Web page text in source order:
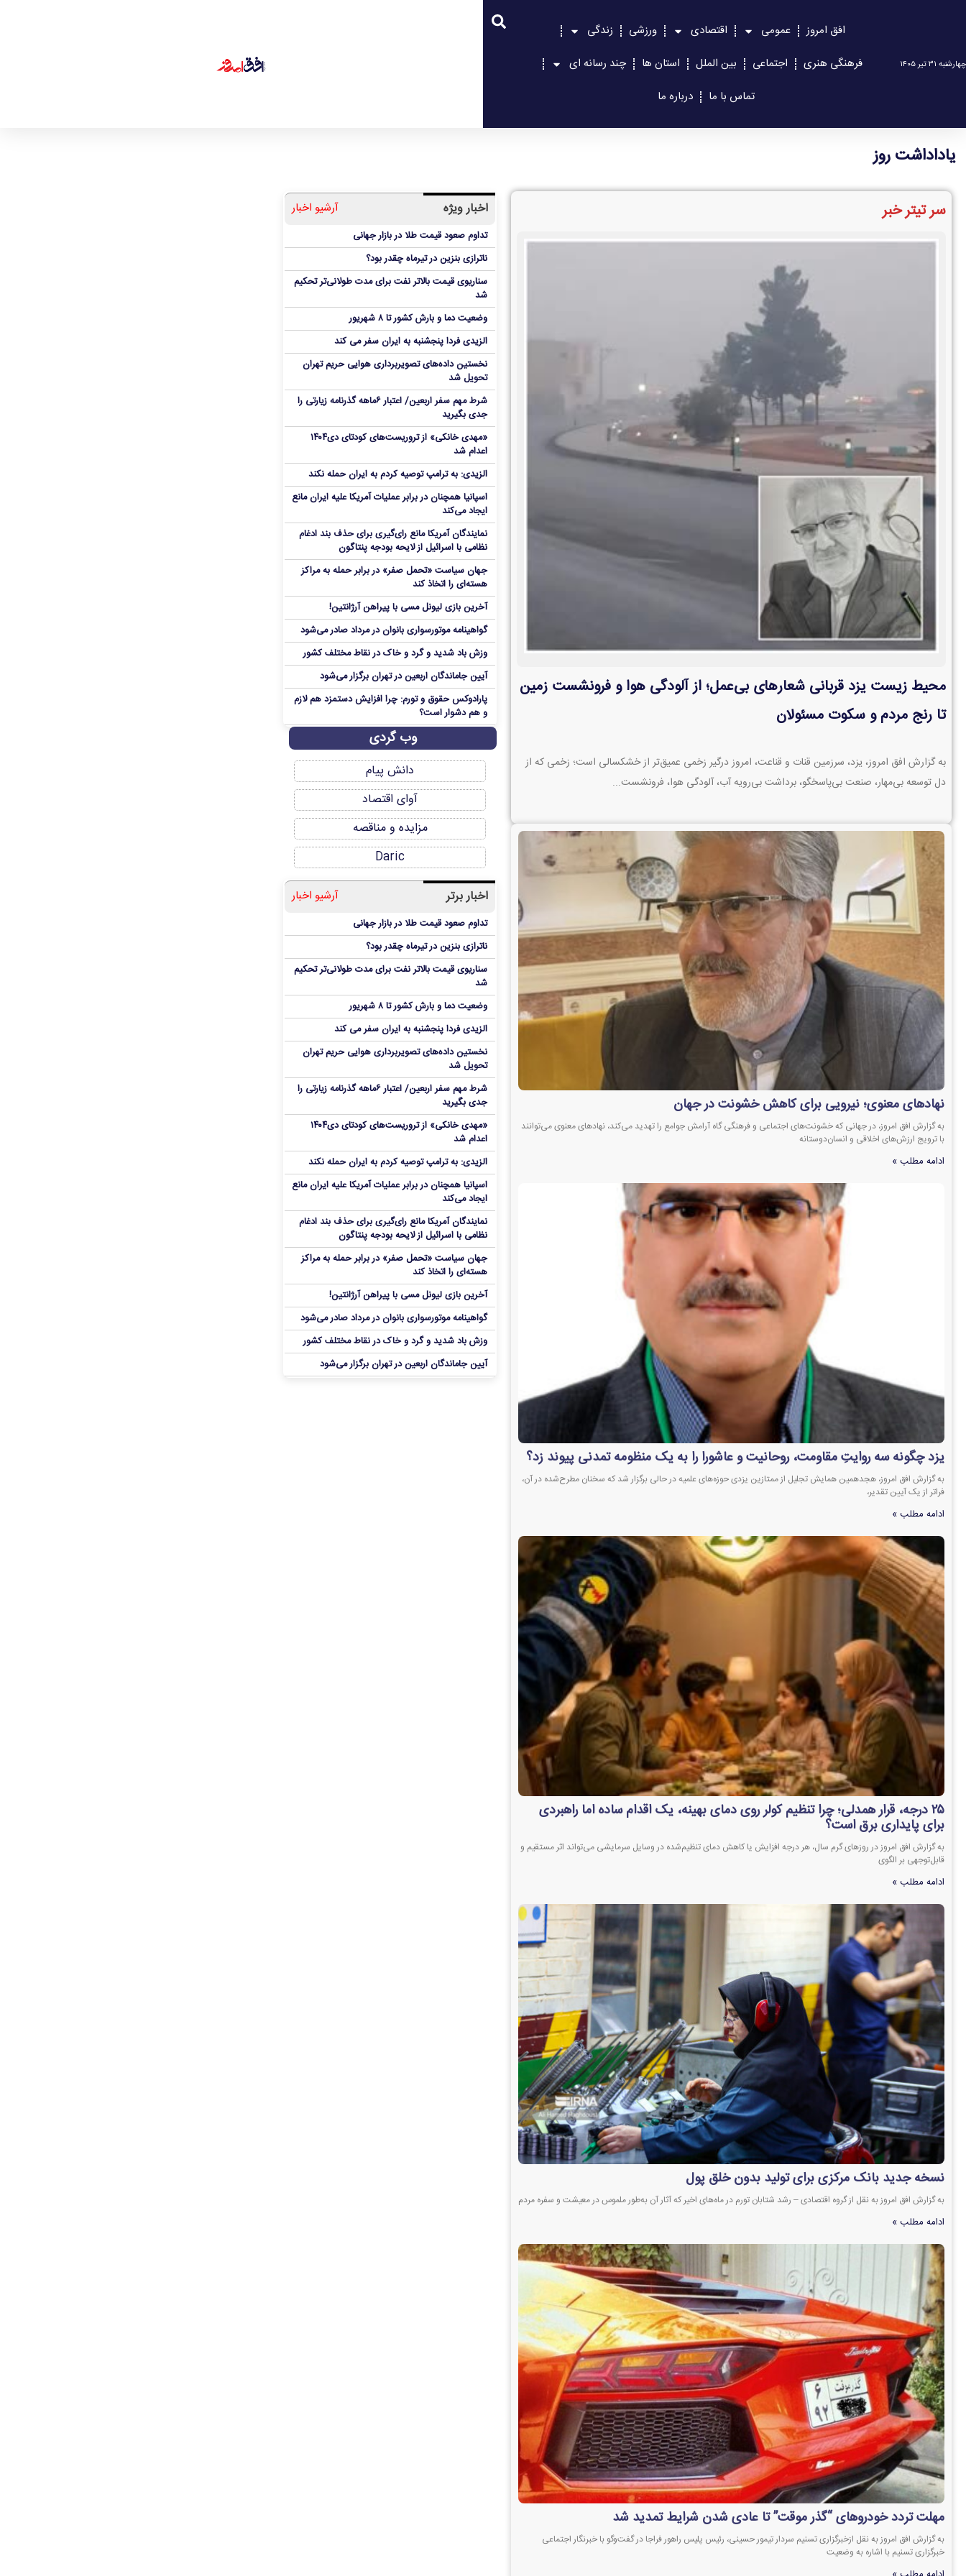
چهارشنبه ۳۱ تیر ۱۴۰۵
افق امروز عمومی اقتصادی ورزشی
زندگی
فرهنگی هنری
اجتماعی بین الملل استان ها
چند رسانه ای
تماس با ما
درباره ما
یاداداشت روز
سر تیتر خبر
محیط زیست یزد قربانی شعارهای بی‌عمل؛ از آلودگی هوا و فرونشست زمین
تا رنج مردم و سکوت مسئولان
به گزارش افق امروز، یزد، سرزمین قنات و قناعت، امروز درگیر زخمی عمیق‌تر از خشکسالی است؛ زخمی که از
دل توسعه بی‌مهار، صنعت بی‌پاسخگو، برداشت بی‌رویه آب، آلودگی هوا، فرونشست...
نهادهای معنوی؛ نیرویی برای کاهش خشونت در جهان
به گزارش افق امروز، در جهانی که خشونت‌های اجتماعی و فرهنگی گاه آرامش جوامع را تهدید می‌کند، نهادهای معنوی می‌توانند
با ترویج ارزش‌های اخلاقی و انسان‌دوستانه
ادامه مطلب »
یزد چگونه سه روایتِ مقاومت، روحانیت و عاشورا را به یک منظومه تمدنی پیوند زد؟
به گزارش افق امروز، هجدهمین همایش تجلیل از ممتازین یزدی حوزه‌های علمیه در حالی برگزار شد که سخنان مطرح‌شده در آن،
فراتر از یک آیین تقدیر،
ادامه مطلب »
۲۵ درجه، قرار همدلی؛ چرا تنظیم کولر روی دمای بهینه، یک اقدام ساده اما راهبردی
برای پایداری برق است؟
به گزارش افق امروز در روزهای گرم سال، هر درجه افزایش یا کاهش دمای تنظیم‌شده در وسایل سرمایشی می‌تواند اثر مستقیم و
قابل‌توجهی بر الگوی
ادامه مطلب »
نسخه جدید بانک مرکزی برای تولید بدون خلق پول
به گزارش افق امروز به نقل از گروه اقتصادی – رشد شتابان تورم در ماه‌های اخیر که آثار آن به‌طور ملموس در معیشت و سفره مردم
ادامه مطلب »
مهلت تردد خودروهای “گذر موقت” تا عادی شدن شرایط تمدید شد
به گزارش افق امروز به نقل ازخبرگزاری تسنیم سردار تیمور حسینی، رئیس پلیس راهور فراجا در گفت‌وگو با خبرنگار اجتماعی
خبرگزاری تسنیم با اشاره به وضعیت
اخبار ویژه آرشیو اخبار
تداوم صعود قیمت طلا در بازار جهانی
ناترازی بنزین در تیرماه چقدر بود؟
سناریوی قیمت بالاتر نفت برای مدت طولانی‌تر تحکیم
شد
وضعیت دما و بارش کشور تا ۸ شهریور
الزیدی فردا پنجشنبه به ایران سفر می کند
نخستین داده‌های تصویربرداری هوایی حریم تهران
تحویل شد
شرط مهم سفر اربعین/ اعتبار ۶ماهه گذرنامه زیارتی را
جدی بگیرید
«مهدی خانکی» از تروریست‌های کودتای دی۱۴۰۴
اعدام شد
الزیدی: به ترامپ توصیه کردم به ایران حمله نکند
اسپانیا همچنان در برابر عملیات آمریکا علیه ایران مانع
ایجاد می‌کند
نمایندگان آمریکا مانع رای‌گیری برای حذف بند ادغام
نظامی با اسرائیل از لایحه بودجه پنتاگون
جهان سیاست «تحمل صفر» در برابر حمله به مراکز
هسته‌ای را اتخاذ کند
آخرین بازی لیونل مسی با پیراهن آرژانتین!
گواهینامه موتورسواری بانوان در مرداد صادر می‌شود
وزش باد شدید و گرد و خاک در نقاط مختلف کشور
آیین جاماندگان اربعین در تهران برگزار می‌شود
پارادوکس حقوق و تورم: چرا افزایش دستمزد هم لازم
و هم دشوار است؟
وب گردی
دانش پیام
آوای اقتصاد
مزایده و مناقصه
Daric
اخبار برتر آرشیو اخبار
تداوم صعود قیمت طلا در بازار جهانی
ناترازی بنزین در تیرماه چقدر بود؟
سناریوی قیمت بالاتر نفت برای مدت طولانی‌تر تحکیم
شد
وضعیت دما و بارش کشور تا ۸ شهریور
الزیدی فردا پنجشنبه به ایران سفر می کند
نخستین داده‌های تصویربرداری هوایی حریم تهران
تحویل شد
شرط مهم سفر اربعین/ اعتبار ۶ماهه گذرنامه زیارتی را
جدی بگیرید
«مهدی خانکی» از تروریست‌های کودتای دی۱۴۰۴
اعدام شد
الزیدی: به ترامپ توصیه کردم به ایران حمله نکند
اسپانیا همچنان در برابر عملیات آمریکا علیه ایران مانع
ایجاد می‌کند
نمایندگان آمریکا مانع رای‌گیری برای حذف بند ادغام
نظامی با اسرائیل از لایحه بودجه پنتاگون
جهان سیاست «تحمل صفر» در برابر حمله به مراکز
هسته‌ای را اتخاذ کند
آخرین بازی لیونل مسی با پیراهن آرژانتین!
گواهینامه موتورسواری بانوان در مرداد صادر می‌شود
وزش باد شدید و گرد و خاک در نقاط مختلف کشور
آیین جاماندگان اربعین در تهران برگزار می‌شود